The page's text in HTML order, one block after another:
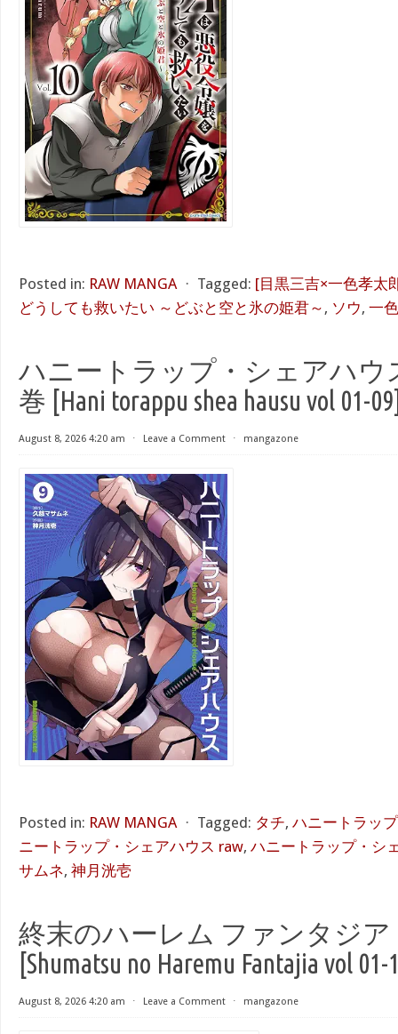
Posted in: RAW MANGA ⋅ Tagged: [目黒三吉×一色孝太
どうしても救いたい ～どぶと空と氷の姫君～ , ソウ, 一
ハニートラップ・シェアハウ
巻 [Hani torappu shea hausu vol 01-
August 8, 2026 4:20 am ⋅ Leave a Comment ⋅ mangazone
Posted in: RAW MANGA ⋅ Tagged: タチ, ハニートラッ
ニートラップ・シェアハウス raw, ハニートラップ・シ
サムネ, 神月洸壱
終末のハーレム ファンタジア
[Shumatsu no Haremu Fantajia vol 01-
August 8, 2026 4:20 am ⋅ Leave a Comment ⋅ mangazone